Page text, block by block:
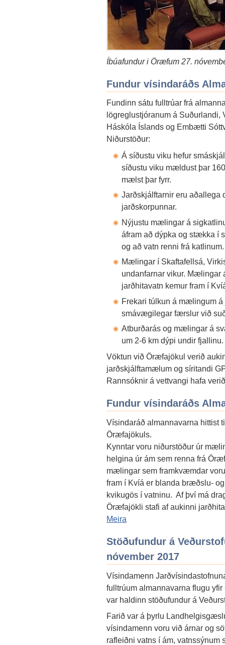
Íbúafundur i Öræfum 27.
Fundur vísindaráðs
Fundinn sátu fulltrúar frá
lögreglustjóranum á Suðurlandi,
Háskóla Íslands og Embætti
Niðurstöður:
Á síðustu viku hefur
síðustu viku mældust þar
mælst þar fyrr.
Jarðskjálftarnir eru aðallega
jarðskorpunnar.
Nýjustu mælingar á
áfram að dýpka og stækka í
og að vatn renni frá katlinum.
Mælingar í Skaftafellsá,
undanfarnar vikur. Mælingar
jarðhitavatn kemur fram í
Frekari túlkun á mælingum
smávægilegar færslur við
Atburðarás og mælingar á
um 2-6 km dýpi undir fjallinu.
Vöktun við Öræfajökul verið
jarðskjálftamælum og síritandi
Rannsóknir á vettvangi hafa
Fundur vísindaráðs
Vísindaráð almannavarna hittist
Öræfajökuls.
Kynntar voru niðurstöður úr
helgina úr ám sem renna frá
mælingar sem framkvæmdar
fram í Kvíá er blanda bræðslu-
kvikugös í vatninu. Af því má
Öræfajökli stafi af aukinni
Meira
Stöðufundur á
nóvember 2017
Vísindamenn
fulltrúum almannavarna flugu
var haldinn stöðufundur á
Farið var á þyrlu
vísindamenn voru við árnar og
rafleiðni vatns í ám,